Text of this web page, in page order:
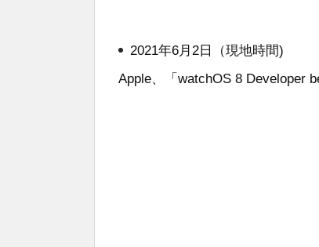
2021年6月2日（現地時間)
Apple、「watchOS 8 Developer